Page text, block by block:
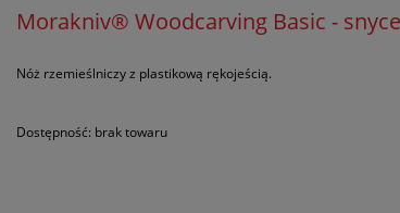
Morakniv® Woodcarving Basic -
Nóż rzemieślniczy z plastikową rękojeścią.
Dostępność: brak towaru